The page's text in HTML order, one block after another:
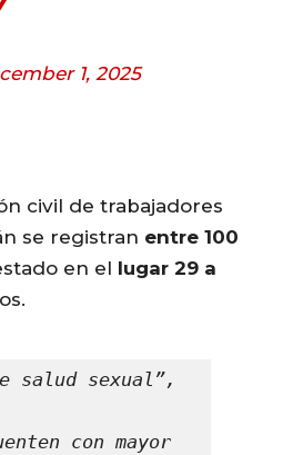
1, 2025
civil de trabajadores
se registran entre 100
en el lugar 29 a
salud sexual”,
con mayor